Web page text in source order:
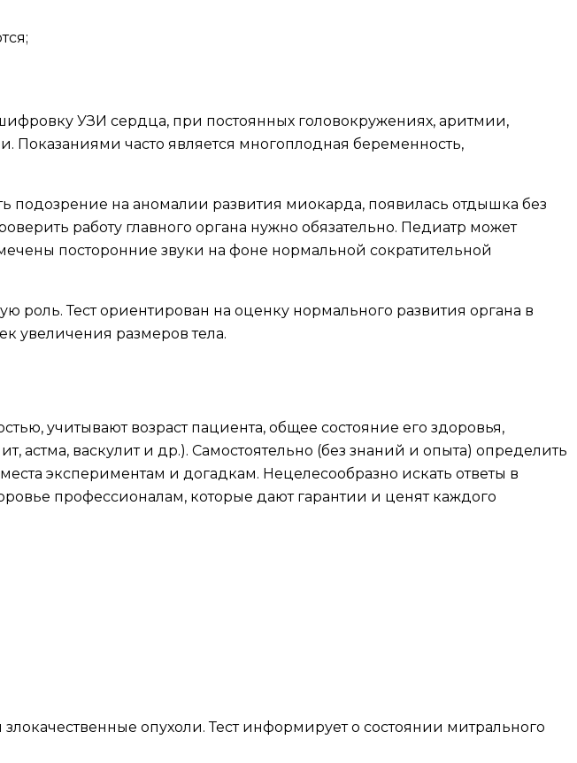
УЗИ сердца, при постоянных головокружениях, аритмии,
часто является многоплодная беременность,
подозрение на аномалии развития миокарда, появилась отдышка без
работу главного органа нужно обязательно. Педиатр может
посторонние звуки на фоне нормальной сократительной
Тест ориентирован на оценку нормального развития органа в
увеличения размеров тела.
учитывают возраст пациента, общее состояние его здоровья,
астма, васкулит и др.). Самостоятельно (без знаний и опыта) определить
экспериментам и догадкам. Нецелесообразно искать ответы в
профессионалам, которые дают гарантии и ценят каждого
опухоли. Тест информирует о состоянии митрального